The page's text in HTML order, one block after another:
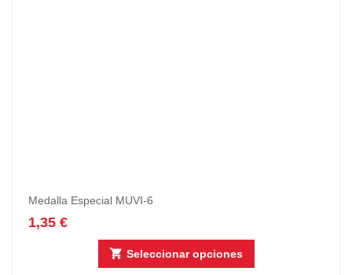
Medalla Especial MUVI-6
1,35 €
Seleccionar opciones